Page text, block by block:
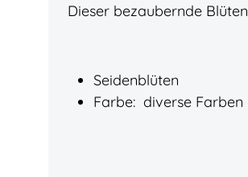
Dieser bezaubernde
Seidenblüten
Farbe: diverse